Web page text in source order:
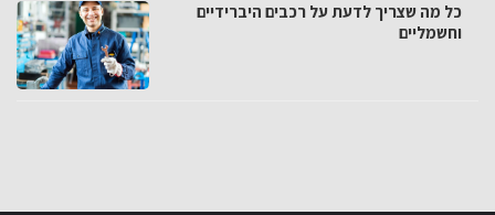
כל מה שצריך לדעת על רכבים היברידיים
וחשמליים